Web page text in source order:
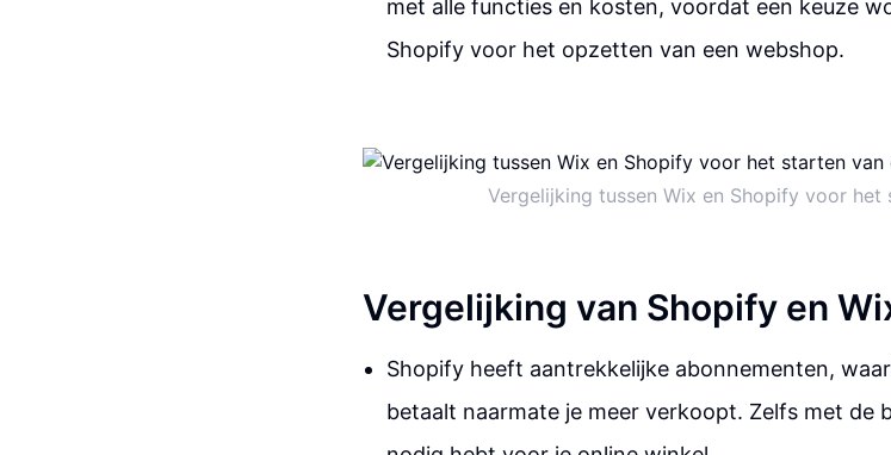
met alle functies en kosten, voordat een keuze
Shopify voor het opzetten van een webshop.
Vergelijking tussen Wix en Shopify voor het
Vergelijking van Shopify en
Shopify heeft aantrekkelijke abonnementen,
betaalt naarmate je meer verkoopt. Zelfs met de